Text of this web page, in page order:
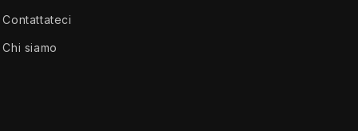
Contattateci
Chi siamo